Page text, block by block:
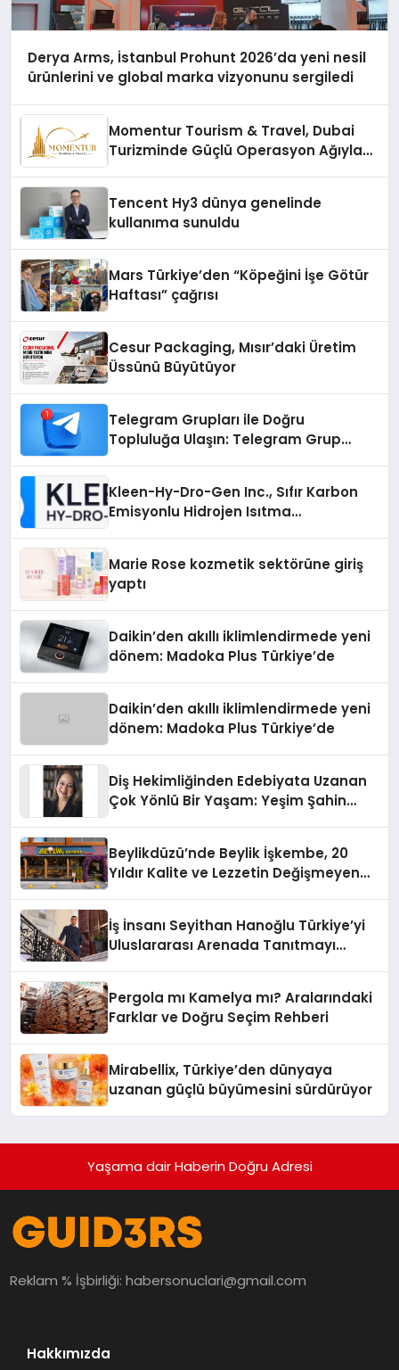
Derya Arms, İstanbul Prohunt 2026’da yeni nesil
ürünlerini ve global marka vizyonunu sergiledi
Momentur Tourism & Travel, Dubai
Turizminde Güçlü Operasyon Ağıyla
Tencent Hy3 dünya genelinde
kullanıma sunuldu
Mars Türkiye’den “Köpeğini İşe Götür
Haftası” çağrısı
Cesur Packaging, Mısır’daki Üretim
Üssünü Büyütüyor
Telegram Grupları ile Doğru
Topluluğa Ulaşın: Telegram Grup
Kleen-Hy-Dro-Gen Inc., Sıfır Karbon
Emisyonlu Hidrojen Isıtma
Marie Rose kozmetik sektörüne giriş
yaptı
Daikin’den akıllı iklimlendirmede yeni
dönem: Madoka Plus Türkiye’de
Daikin’den akıllı iklimlendirmede yeni
dönem: Madoka Plus Türkiye’de
Diş Hekimliğinden Edebiyata Uzanan
Çok Yönlü Bir Yaşam: Yeşim Şahin
Beylikdüzü’nde Beylik İşkembe, 20
Yıldır Kalite ve Lezzetin Değişmeyen
İş İnsanı Seyithan Hanoğlu Türkiye’yi
Uluslararası Arenada Tanıtmayı
Pergola mı Kamelya mı? Aralarındaki
Farklar ve Doğru Seçim Rehberi
Mirabellix, Türkiye’den dünyaya
uzanan güçlü büyümesini sürdürüyor
Yaşama dair Haberin Doğru Adresi
Reklam % İşbirliği:habersonuclari@gmail.com
Hakkımızda